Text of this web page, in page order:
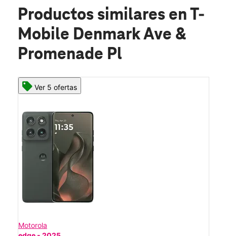
Productos similares en T-
Mobile Denmark Ave &
Promenade Pl
Ver 5 ofertas
Motorola